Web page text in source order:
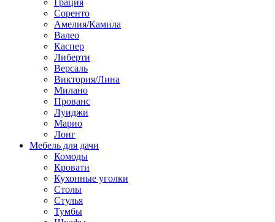
Грация
Соренто
Амелия/Камила
Валео
Каспер
Либерти
Версаль
Виктория/Лина
Милано
Прованс
Луиджи
Марио
Лонг
Мебель для дачи
Комоды
Кровати
Кухонные уголки
Столы
Стулья
Тумбы